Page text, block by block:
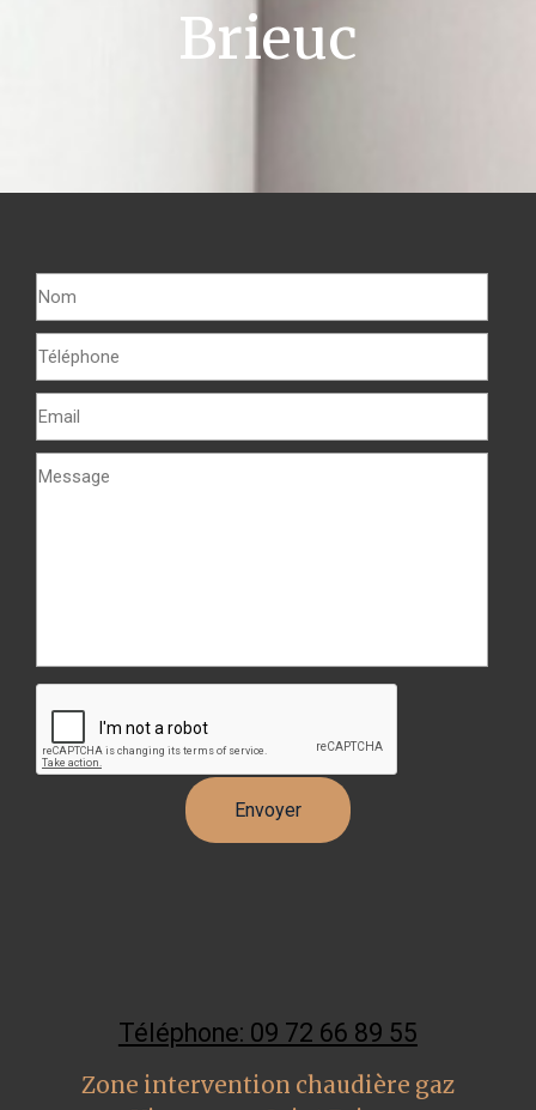
Brieuc
Téléphone: 09 72 66 89 55
Zone intervention chaudière gaz